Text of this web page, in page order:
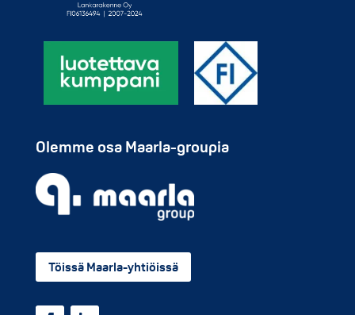
Olemme osa Maarla-groupia
Töissä Maarla-yhtiöissä